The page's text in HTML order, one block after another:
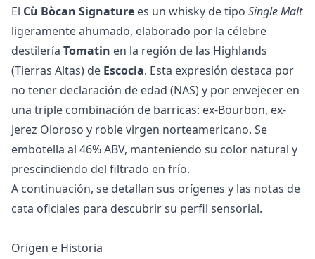
El Cù Bòcan Signature es un whisky de tipo Single Malt
ligeramente ahumado, elaborado por la célebre
destilería Tomatin en la región de las Highlands
(Tierras Altas) de Escocia. Esta expresión destaca por
no tener declaración de edad (NAS) y por envejecer en
una triple combinación de barricas: ex-Bourbon, ex-
Jerez Oloroso y roble virgen norteamericano. Se
embotella al 46% ABV, manteniendo su color natural y
prescindiendo del filtrado en frío.
A continuación, se detallan sus orígenes y las notas de
cata oficiales para descubrir su perfil sensorial.
Origen e Historia